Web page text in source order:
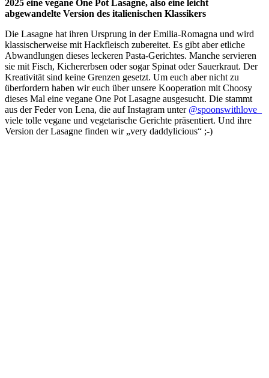
2025 eine vegane One Pot Lasagne, also eine leicht
abgewandelte Version des italienischen Klassikers
Die Lasagne hat ihren Ursprung in der Emilia-Romagna und wird
klassischerweise mit Hackfleisch zubereitet. Es gibt aber etliche
Abwandlungen dieses leckeren Pasta-Gerichtes. Manche servieren
sie mit Fisch, Kichererbsen oder sogar Spinat oder Sauerkraut. Der
Kreativität sind keine Grenzen gesetzt. Um euch aber nicht zu
überfordern haben wir euch über unsere Kooperation mit Choosy
dieses Mal eine vegane One Pot Lasagne ausgesucht. Die stammt
aus der Feder von Lena, die auf Instagram unter @spoonswithlove_
viele tolle vegane und vegetarische Gerichte präsentiert. Und ihre
Version der Lasagne finden wir „very daddylicious“ ;-)